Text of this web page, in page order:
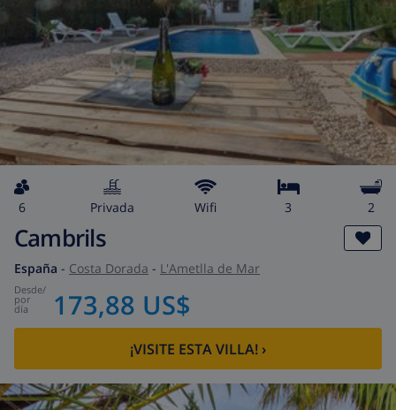
6 privada wifi 3 2
Cambrils
España - Costa Dorada - L'Ametlla de Mar
desde/
por
día 173,88 US$
¡VISITE ESTA VILLA! ›